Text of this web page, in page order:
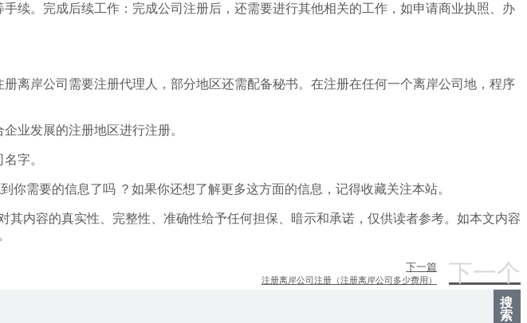
续。完成后续工作：完成公司注册后，还需要进行其他相关的工作，如申请商业执照、办
离岸公司需要注册代理人，部分地区还需配备秘书。在注册在任何一个离岸公司地，程序
业发展的注册地区进行注册。
字。
需要的信息了吗 ？如果你还想了解更多这方面的信息，记得收藏关注本站。
内容的真实性、完整性、准确性给予任何担保、暗示和承诺，仅供读者参考。如本文内容
下一篇
注册离岸公司注册（注册离岸公司多少费用） 下一个
搜
索